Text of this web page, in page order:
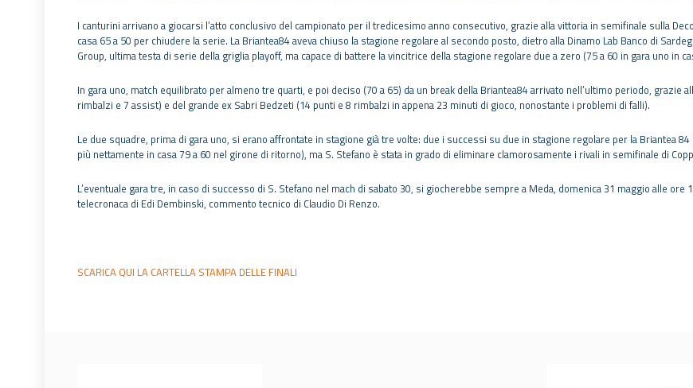
I canturini arrivano a giocarsi l’atto conclusivo del campionato per il tredicesimo anno consecutivo, grazie alla vittoria in semifinale sulla
casa 65 a 50 per chiudere la serie. La Briantea84 aveva chiuso la stagione regolare al secondo posto, dietro alla Dinamo Lab Banco di
Group, ultima testa di serie della griglia playoff, ma capace di battere la vincitrice della stagione regolare due a zero (75 a 60 in gara uno in
In gara uno, match equilibrato per almeno tre quarti, e poi deciso (70 a 65) da un break della Briantea84 arrivato nell’ultimo periodo, grazie
rimbalzi e 7 assist) e del grande ex Sabri Bedzeti (14 punti e 8 rimbalzi in appena 23 minuti di gioco, nonostante i problemi di falli).
Le due squadre, prima di gara uno, si erano affrontate in stagione già tre volte: due i successi su due in stagione regolare per la Briantea
più nettamente in casa 79 a 60 nel girone di ritorno), ma S. Stefano è stata in grado di eliminare clamorosamente i rivali in semifinale di
L’eventuale gara tre, in caso di successo di S. Stefano nel mach di sabato 30, si giocherebbe sempre a Meda, domenica 31 maggio alle
telecronaca di Edi Dembinski, commento tecnico di Claudio Di Renzo.
SCARICA QUI LA CARTELLA STAMPA DELLE FINALI